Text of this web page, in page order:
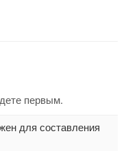
первым.
для составления